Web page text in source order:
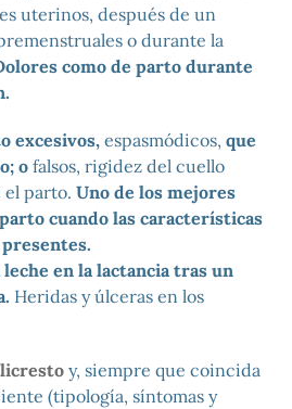
uterinos, después de un
o durante la
como de parto durante
excesivos, espasmódicos, que
o falsos, rigidez del cuello
parto. Uno de los mejores
cuando las características
en la lactancia tras un
Heridas y úlceras en los
y, siempre que coincida
(tipología, síntomas y